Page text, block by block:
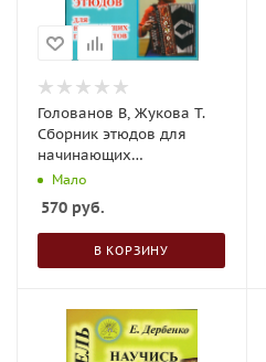
Голованов В, Жукова Т.
Сборник этюдов для
начинающих
гармонистов
Мало
570 руб.
В КОРЗИНУ